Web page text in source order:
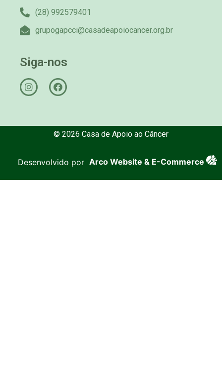
(28) 992579401
grupogapcci@casadeapoiocancer.org.br
Siga-nos
© 2026 Casa de Apoio ao Câncer
Desenvolvido por Arco Website & E-Commerce